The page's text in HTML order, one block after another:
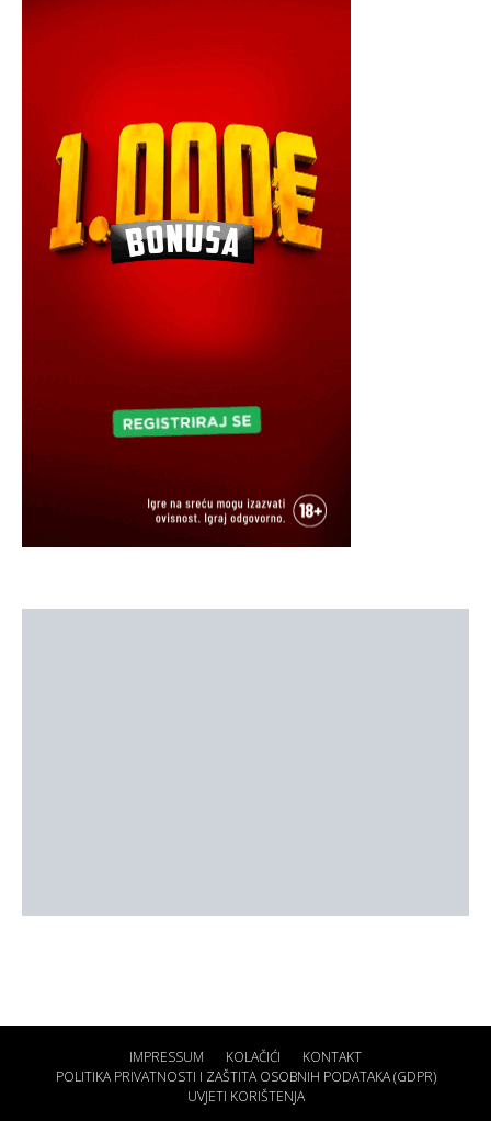
IMPRESSUM KOLAČIĆI
KONTAKT
POLITIKA PRIVATNOSTI I ZAŠTITA OSOBNIH PODATAKA (GDPR)
UVJETI KORIŠTENJA